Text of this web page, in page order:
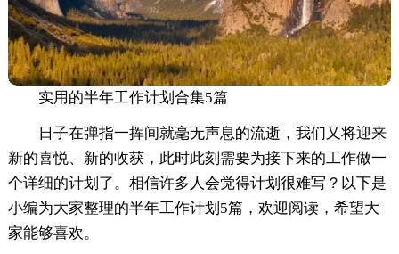
实用的半年工作计划合集5篇
日子在弹指一挥间就毫无声息的流逝，我们又将迎来
新的喜悦、新的收获，此时此刻需要为接下来的工作做一
个详细的计划了。相信许多人会觉得计划很难写？以下是
小编为大家整理的半年工作计划5篇，欢迎阅读，希望大
家能够喜欢。